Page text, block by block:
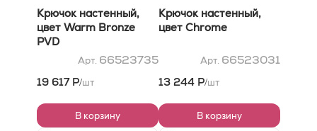
Крючок настенный,
цвет Warm Bronze
PVD
Арт. 66523735
19 617 Р/шт
В корзину
Крючок настенный,
цвет Chrome
Арт. 66523031
13 244 Р/шт
В корзину